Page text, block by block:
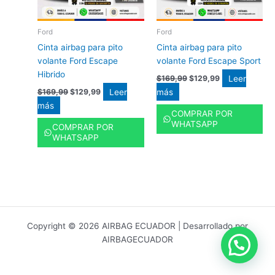
Ford
Cinta airbag para pito
volante Ford Escape
Hibrido
$169,99 $129,99
Leer
más
COMPRAR POR
WHATSAPP
Ford
Cinta airbag para pito
volante Ford Escape Sport
$169,99 $129,99
Leer
más
COMPRAR POR
WHATSAPP
Copyright © 2026 AIRBAG ECUADOR | Desarrollado por
AIRBAGECUADOR